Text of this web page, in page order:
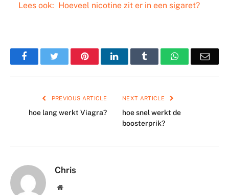
Lees ook: Hoeveel nicotine zit er in een sigaret?
FacebookTwitter PinterestLinkedIn Tumblr WhatsApp
PREVIOUS ARTICLE
hoe lang werkt Viagra?
NEXT ARTICLE
hoe snel werkt de
boosterprik?
Chris
Website